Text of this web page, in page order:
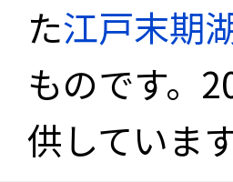
た江戸末期
ものです。
供しています